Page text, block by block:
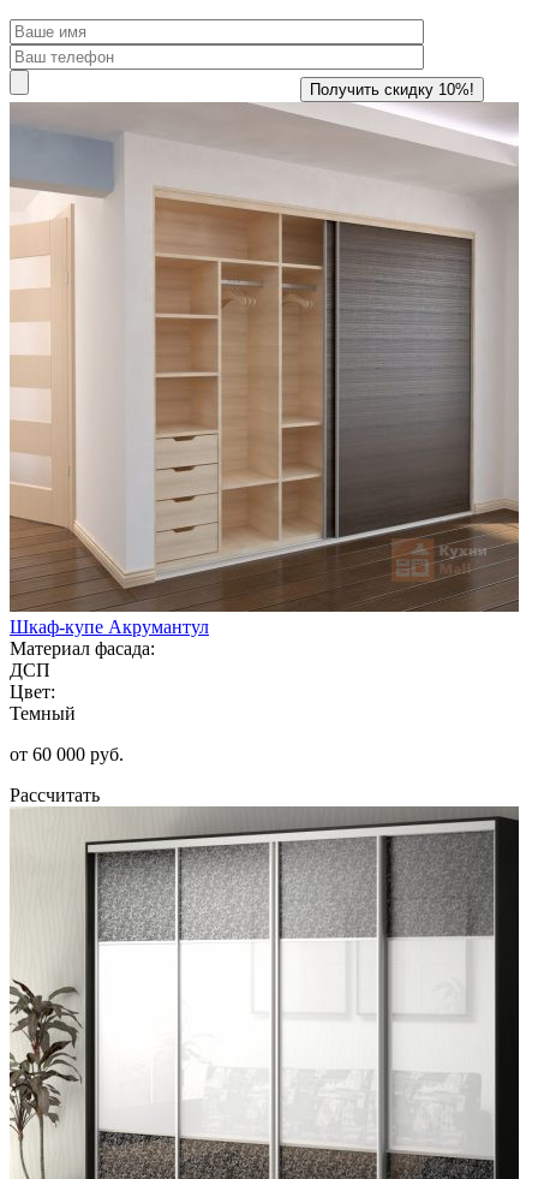
Шкаф-купе Акрумантул
Материал фасада:
ДСП
Цвет:
Темный
от 60 000 руб.
Рассчитать